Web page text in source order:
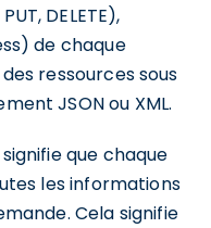
DELETE),
de chaque
ressources sous
JSON ou XML.
que chaque
les informations
Cela signifie